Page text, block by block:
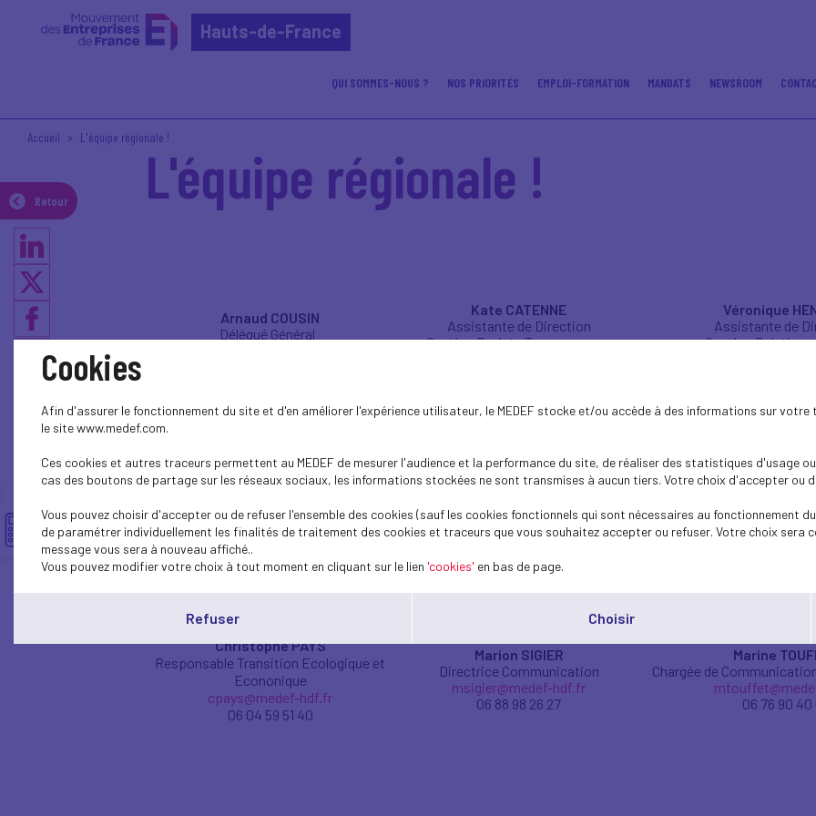
Hauts-de-France
QUI SOMMES-NOUS ? NOS PRIORITÉS EMPLOI-FORMATION MANDATS NEWSROOM
Retour
Accueil L'équipe régionale !
L'équipe régionale !
Arnaud COUSIN
Délégué Général
Kate CATENNE
Assistante de Direction
Gestion Projets Transversaux
Véronique
Assistante de
Gestion Relations
Guy DROBINOHA
gdrobinoha@medef-hdf.fr
07 87 95 85 54
Ludovic COTREZ
Coordinateur régional
lcotrez@medef-hdf.fr
06 43 27 73 87
Marion
06 87 52 11
Christophe PAYS
Responsable Transition Ecologique et
Econonique
cpays@medef-hdf.fr
06 04 59 51 40
Marion SIGIER
Directrice Communication
msigier@medef-hdf.fr
06 88 98 26 27
Marine
Chargée de
06 76 90 40
Cookies
Afin d'assurer le fonctionnement du site et d'en améliorer l'expérience utilisateur, le MEDEF stocke et/ou accède à des informations sur
le site www.medef.com.
Ces cookies et autres traceurs permettent au MEDEF de mesurer l'audience et la performance du site, de réaliser des statistiques d'usage
cas des boutons de partage sur les réseaux sociaux, les informations stockées ne sont transmises à aucun tiers. Votre choix d'accepter
Vous pouvez choisir d'accepter ou de refuser l'ensemble des cookies (sauf les cookies fonctionnels qui sont nécessaires au fonctionnement
de paramétrer individuellement les finalités de traitement des cookies et traceurs que vous souhaitez accepter ou refuser. Votre choix sera
message vous sera à nouveau affiché..
Vous pouvez modifier votre choix à tout moment en cliquant sur le lien 'cookies' en bas de page.
Refuser Choisir